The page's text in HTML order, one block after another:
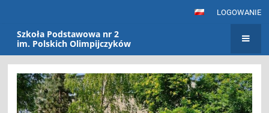
LOGOWANIE
Szkoła Podstawowa nr 2
im. Polskich Olimpijczyków
Strona
główna